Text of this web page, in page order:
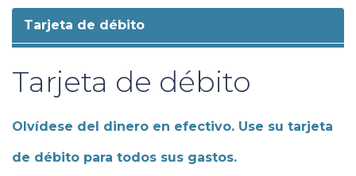
Tarjeta de débito
Tarjeta de débito
Olvídese del dinero en efectivo. Use su tarjeta
de débito para todos sus gastos.